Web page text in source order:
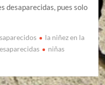
desaparecidas, pues solo
la niñez en la
niñas